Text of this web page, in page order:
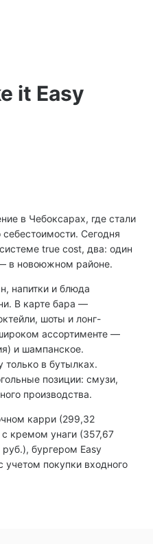
it Easy
в Чебоксарах, где стали
Сегодня
true cost, два: один
в новоюжном районе.
напитки и блюда
В карте бара —
шоты и лонг-
ассортименте —
и шампанское.
только в бутылках.
позиции: смузи,
производства.
карри (299,32
кремом унаги (357,67
бургером Easy
покупки входного